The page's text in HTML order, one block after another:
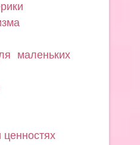
маленьких
ценностях